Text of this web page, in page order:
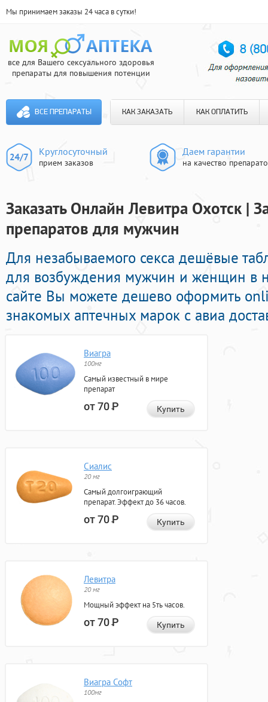
Мы принимаем заказы 24 часа в сутки!
все для Вашего сексуального здоровья
препараты для повышения потенции
ВСЕ ПРЕПАРАТЫ КАК ЗАКАЗАТЬ КАК ОПЛАТИТЬ
Круглосуточный
прием заказов
Даем гарантии
на качество
Заказать Онлайн Левитра Охотск |
препаратов для мужчин
Для незабываемого секса дешёвые
для возбуждения мужчин и женщин в
сайте Вы можете дешево оформить
знакомых аптечных марок с авиа
Виагра
100мг
Самый известный в мире
препарат
от 70Р Купить
Сиалис
20 мг
Самый долгоиграющий
препарат. Эффект до 36 часов.
от 70Р Купить
Левитра
20 мг
Мощный эффект на 5ть часов.
от 70Р Купить
Виагра Софт
100мг